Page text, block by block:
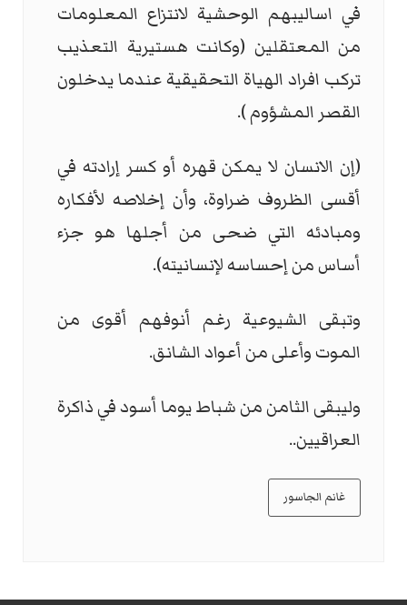
في اساليبهم الوحشية لانتزاع المعلومات
من المعتقلين (وكانت هستيرية التعذيب
تركب افراد الهياة التحقيقية عندما يدخلون
القصر المشؤوم ).
(إن الانسان لا يمكن قهره أو كسر إرادته في
أقسى الظروف ضراوة، وأن إخلاصه لأفكاره
ومبادئه التي ضحى من أجلها هو جزء
أساس من إحساسه لإنسانيته).
وتبقى الشيوعية رغم أنوفهم أقوى من
الموت وأعلى من أعواد الشانق.
وليبقى الثامن من شباط يوما أسود في ذاكرة
العراقيين..
غانم الجاسور